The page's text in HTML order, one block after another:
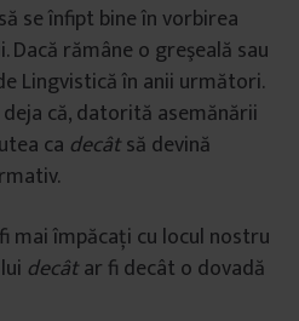
se înfipt bine în vorbirea
rămâne o greşeală sau
Lingvistică în anii următori.
că, datorită asemănării
ca decâtsă devină
mai împăcaţi cu locul nostru
decâtar fi decât o dovadă